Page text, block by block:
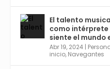
Avata
Sevilla World
30 Abr 2024
Aprovéchalo si
provincia. Curso
Cosas,
El talento
como
siente el mundo
Abr 19, 2024 |
inicio, Navegantes